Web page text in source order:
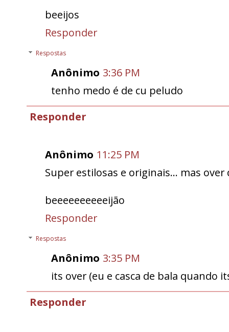
beeijos
Responder
Respostas
Anônimo 3:36 PM
tenho medo é de cu peludo
Responder
Anônimo 11:25 PM
Super estilosas e originais... mas
beeeeeeeeeeijão
Responder
Respostas
Anônimo 3:35 PM
its over (eu e casca de bala quando
Responder